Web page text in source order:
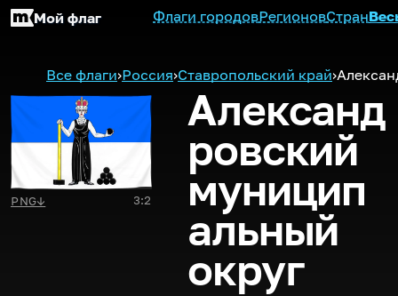
Мой флаг Флаги городовРегионовСтран
Все флаги›Россия›Ставропольский край›
PNG↓ 3:2
Александ
ровский
муницип
альный
округ